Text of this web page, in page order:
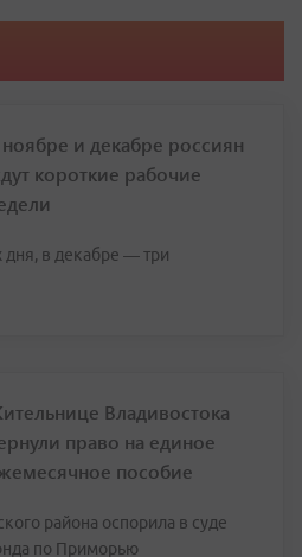
и декабре россиян
короткие рабочие
в декабре — три
Владивостока
право на единое
пособие
района оспорила в суде
по Приморью